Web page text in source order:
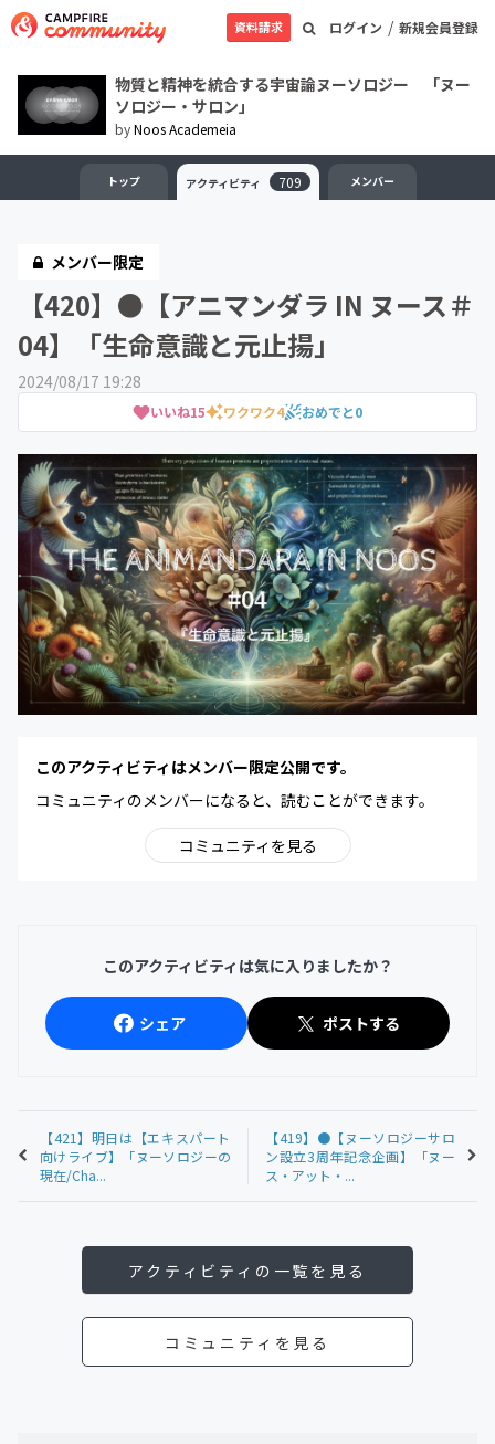
ログイン / 新規会員登録
資料請求
物質と精神を統合する宇宙論ヌーソロジー 「ヌー
ソロジー・サロン」
byNoos Academeia
トップ アクティビティ 709 メンバー
メンバー限定
【420】●【アニマンダラ IN ヌース＃
04】「生命意識と元止揚」
2024/08/17 19:28
いいね15 ワクワク4 おめでと0
このアクティビティはメンバー限定公開です。
コミュニティのメンバーになると、読むことができます。
コミュニティを見る
このアクティビティは気に入りましたか？
シェア ポストする
【421】明日は【エキスパート
向けライブ】「ヌーソロジーの
現在/Cha...
【419】●【ヌーソロジーサロ
ン設立3周年記念企画】「ヌー
ス・アット・...
アクティビティの一覧を見る
コミュニティを見る